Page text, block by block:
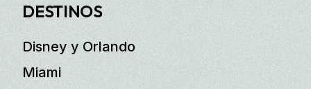
DESTINOS
Disney y Orlando
Miami